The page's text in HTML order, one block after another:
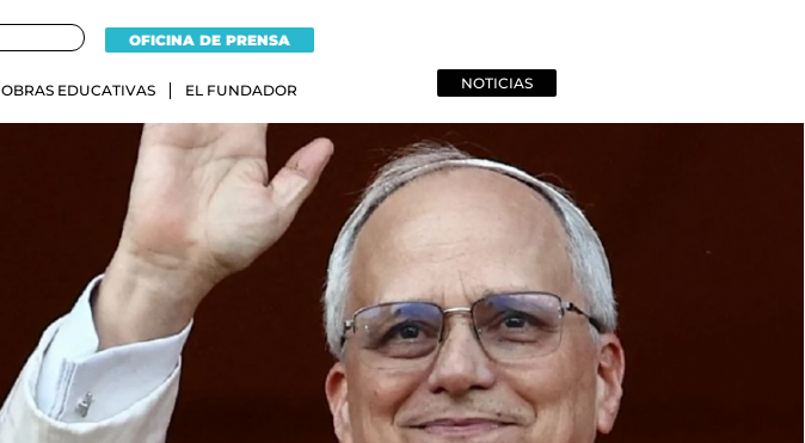
OFICINA DE PRENSA
OBRAS EDUCATIVAS EL FUNDADOR NOTICIAS